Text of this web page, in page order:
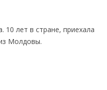
10 лет в стране, приехала
Молдовы.